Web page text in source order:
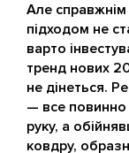
Але справжнім
підходом не
варто
тренд нових
не дінеться.
— все повинно
руку, а
ковдру,